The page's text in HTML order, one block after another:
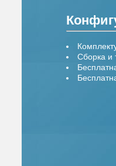
Сборка и